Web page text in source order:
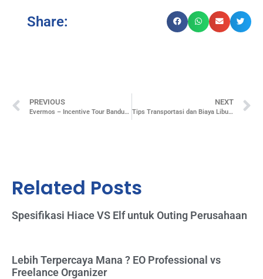
Share:
PREVIOUS
Evermos – Incentive Tour Bandung (Bandung)
NEXT
Tips Transportasi dan Biaya Liburan Natal & Tahun Baru
Related Posts
Spesifikasi Hiace VS Elf untuk Outing Perusahaan
Lebih Terpercaya Mana ? EO Professional vs
Freelance Organizer